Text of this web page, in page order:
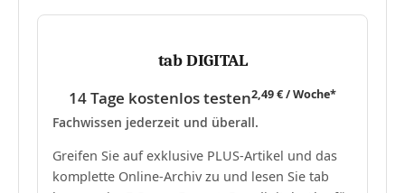
tab DIGITAL
14 Tage kostenlos testen2,49 € / Woche*
Fachwissen jederzeit und überall.
Greifen Sie auf exklusive PLUS-Artikel und das
komplette Online-Archiv zu und lesen Sie tab